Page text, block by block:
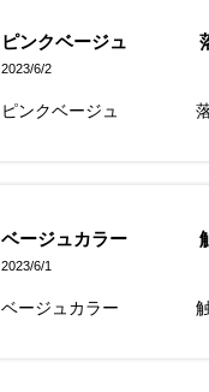
ピンクベージュ 落
2023/6/2
ピンクベージュ 落ち
ベージュカラー 触
2023/6/1
ベージュカラー 触り